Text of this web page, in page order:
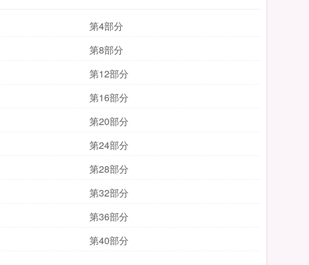
第4部分
第8部分
第12部分
第16部分
第20部分
第24部分
第28部分
第32部分
第36部分
第40部分